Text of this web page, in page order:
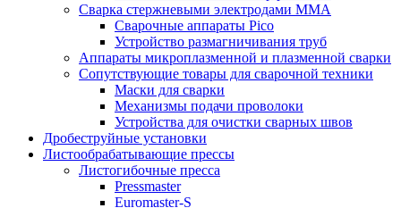
Сварка стержневыми электродами MMA
Сварочные аппараты Pico
Устройство размагничивания труб
Аппараты микроплазменной и плазменной сварки
Сопутствующие товары для сварочной техники
Маски для сварки
Механизмы подачи проволоки
Устройства для очистки сварных швов
Дробеструйные установки
Листообрабатывающие прессы
Листогибочные пресса
Pressmaster
Euromaster-S